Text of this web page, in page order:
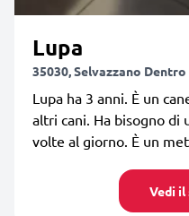
Lupa
35030, Selvazzano Dentro
Lupa ha 3 anni. È un
altri cani. Ha bisogno di
volte al giorno. È un
Vedi